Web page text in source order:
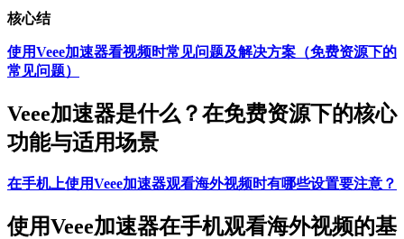
核心结
使用Veee加速器看视频时常见问题及解决方案（免费资源下的
常见问题）
Veee加速器是什么？在免费资源下的核心
功能与适用场景
在手机上使用Veee加速器观看海外视频时有哪些设置要注意？
使用Veee加速器在手机观看海外视频的基